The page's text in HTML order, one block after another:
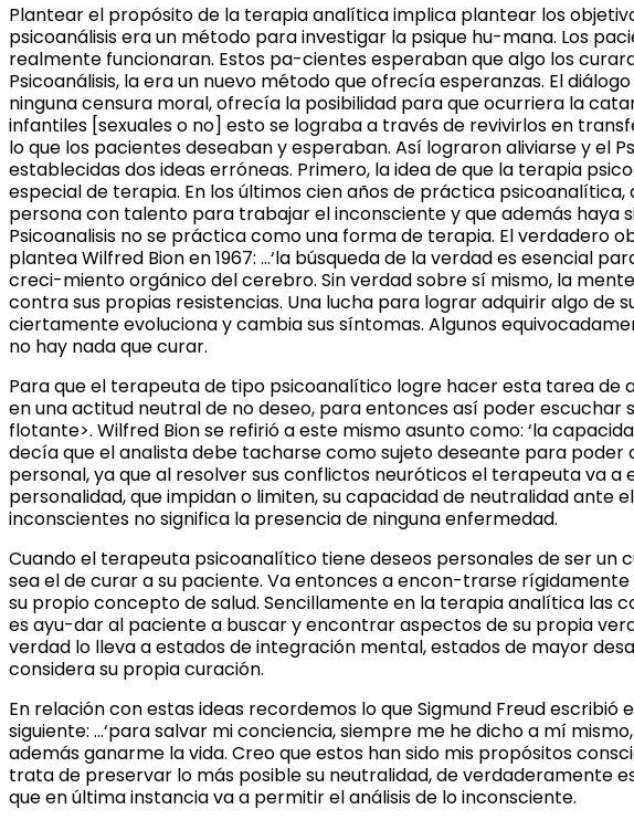
Plantear el propósito de la terapia analítica implica plantear los
psicoanálisis era un método para investigar la psique hu-mana. Los
realmente funcionaran. Estos pa-cientes esperaban que algo los
Psicoanálisis, la era un nuevo método que ofrecía esperanzas. El
ninguna censura moral, ofrecía la posibilidad para que ocurriera la
infantiles [sexuales o no] esto se lograba a través de revivirlos en
lo que los pacientes deseaban y esperaban. Así lograron aliviarse y el
establecidas dos ideas erróneas. Primero, la idea de que la terapia
especial de terapia. En los últimos cien años de práctica
persona con talento para trabajar el inconsciente y que además haya
Psicoanalisis no se práctica como una forma de terapia. El verdadero
plantea Wilfred Bion en 1967: …‘la búsqueda de la verdad es esencial
creci-miento orgánico del cerebro. Sin verdad sobre sí mismo, la
contra sus propias resistencias. Una lucha para lograr adquirir algo de
ciertamente evoluciona y cambia sus síntomas. Algunos
no hay nada que curar.
Para que el terapeuta de tipo psicoanalítico logre hacer esta tarea
en una actitud neutral de no deseo, para entonces así poder
flotante>. Wilfred Bion se refirió a este mismo asunto como: ‘la
decía que el analista debe tacharse como sujeto deseante para poder
personal, ya que al resolver sus conflictos neuróticos el terapeuta va
personalidad, que impidan o limiten, su capacidad de neutralidad
inconscientes no significa la presencia de ninguna enfermedad.
Cuando el terapeuta psicoanalítico tiene deseos personales de ser
sea el de curar a su paciente. Va entonces a encon-trarse
su propio concepto de salud. Sencillamente en la terapia analítica las
es ayu-dar al paciente a buscar y encontrar aspectos de su propia
verdad lo lleva a estados de integración mental, estados de mayor
considera su propia curación.
En relación con estas ideas recordemos lo que Sigmund Freud
siguiente: …‘para salvar mi conciencia, siempre me he dicho a mí
además ganarme la vida. Creo que estos han sido mis propósitos
trata de preservar lo más posible su neutralidad, de verdaderamente
que en última instancia va a permitir el análisis de lo inconsciente.